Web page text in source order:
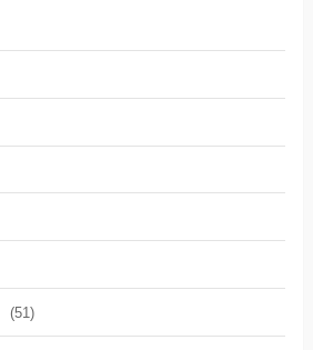
(51)